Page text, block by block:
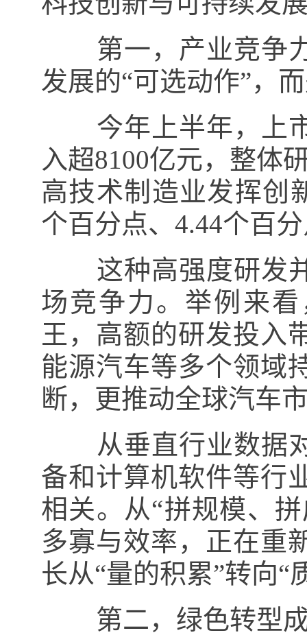
第一，产业竞争力
发展的“可选动作”，
今年上半年，上市
入超8100亿元，整体
高技术制造业发挥创
个百分点、4.44个百
这种高强度研发并
场竞争力。举例来
王，高额的研发投入
能源汽车等多个领域
断，更推动全球汽车
从垂直行业数据对
备和计算机软件等行
相关。从“拼规模、
多寡与效率，正在重
长从“量的积累”转向“
第二，绿色转型成